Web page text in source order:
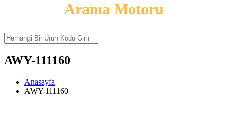
Arama Motoru
AWY-111160
Anasayfa
AWY-111160